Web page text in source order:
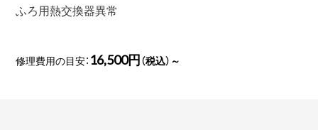
ふろ用熱交換器異常
修理費用の目安： 16,500円（税込）～